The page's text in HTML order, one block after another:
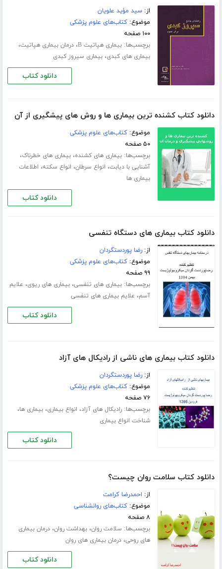
از:سید مؤید علویان
موضوع:کتاب‌های علوم پزشکی
۱۰۰ صفحه
برچسب‌ها:بیماری هپاتیت B ،درمان بیماری هپاتیت،
بیماری های کبدی،بیماری سیروز کبدی
دانلود کتاب
دانلود کتاب کشنده ترین بیماری ها و روش های پیشگیری از آن
موضوع:کتاب‌های علوم پزشکی
۵۰ صفحه
برچسب‌ها:بیماری های کشنده،بیماری های خطرناک،
آشنایی با دیابت، انواع سرطان، انواع سکته، اطلاعات
بیماری ها
دانلود کتاب
دانلود کتاب بیماری های دستگاه تنفسی
از:رضا پوردستگردان
موضوع:کتاب‌های علوم پزشکی
۹۹ صفحه
برچسب‌ها:بیماری های تنفسی،بیماری های ریوی، علایم
آسم، علایم بیماری های تنفسی
دانلود کتاب
دانلود کتاب بیماری های ناشی از رادیکال های آزاد
از:رضا پوردستگردان
موضوع:کتاب‌های علوم پزشکی
۷۶ صفحه
برچسب‌ها:رادیکال های آزاد، انواع بیماری،بیماری ها،
شناخت انواع بیماری
دانلود کتاب
دانلود کتاب سلامت روان چیست؟
از: احمدرضا کرامت
موضوع:کتاب‌های روانشناسی
۸ صفحه
برچسب‌ها: سلامت روان،بهداشت روان،درمان بیماری
های روحی،درمان بیماری های روان
دانلود کتاب